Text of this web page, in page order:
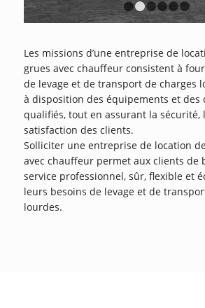
1
Les missions d’une entreprise de
grues avec chauffeur consistent à
de levage et de transport de charges
à disposition des équipements et des
qualifiés, tout en assurant la sécurité,
satisfaction des clients.
Solliciter une entreprise de location
avec chauffeur permet aux clients de
service professionnel, sûr, flexible et
leurs besoins de levage et de
lourdes.